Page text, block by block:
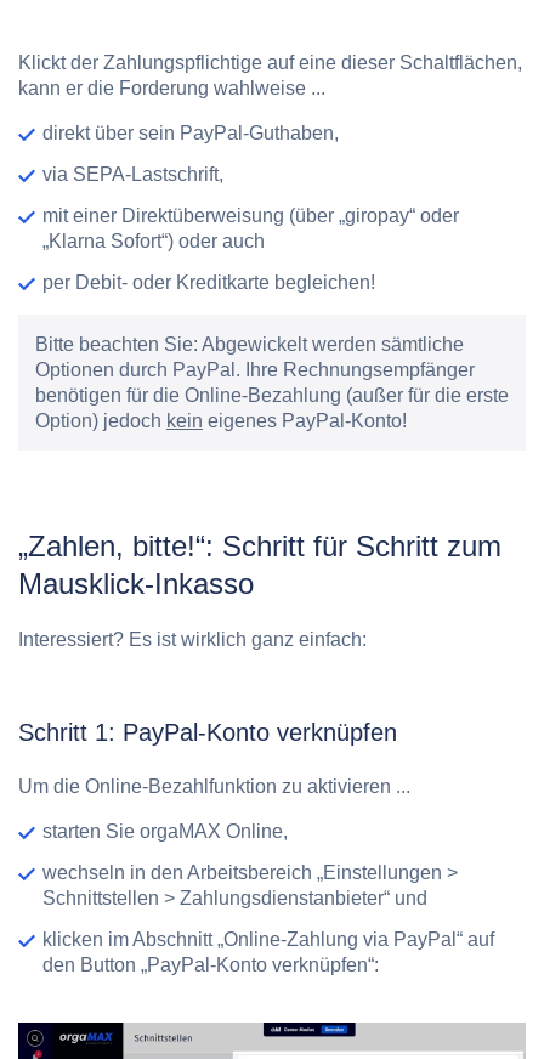
Klickt der Zahlungspflichtige auf eine dieser Schaltflächen,
kann er die Forderung wahlweise ...
direkt über sein PayPal-Guthaben,
via SEPA-Lastschrift,
mit einer Direktüberweisung (über „giropay“ oder
„Klarna Sofort“) oder auch
per Debit- oder Kreditkarte begleichen!
Bitte beachten Sie: Abgewickelt werden sämtliche
Optionen durch PayPal. Ihre Rechnungsempfänger
benötigen für die Online-Bezahlung (außer für die erste
Option) jedoch kein eigenes PayPal-Konto!
„Zahlen, bitte!“: Schritt für Schritt zum
Mausklick-Inkasso
Interessiert? Es ist wirklich ganz einfach:
Schritt 1: PayPal-Konto verknüpfen
Um die Online-Bezahlfunktion zu aktivieren ...
starten Sie orgaMAX Online,
wechseln in den Arbeitsbereich „Einstellungen >
Schnittstellen > Zahlungsdienstanbieter“ und
klicken im Abschnitt „Online-Zahlung via PayPal“ auf
den Button „PayPal-Konto verknüpfen“: